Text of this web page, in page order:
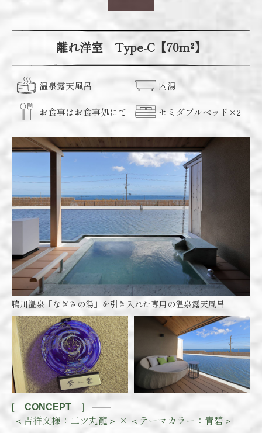
離れ洋室 Type-C【70m²】
温泉露天風呂 内湯
お食事はお食事処にて セミダブルベッド ×2
鴨川温泉「なぎさの湯」を引き入れた専用の温泉露天風呂
［ CONCEPT ］
＜吉祥文様：二ツ丸龍＞ × ＜テーマカラー：青碧＞